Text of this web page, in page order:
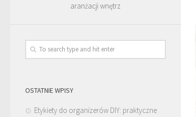
aranżacji wnętrz
OSTATNIE WPISY
Etykiety do organizerów DIY: praktyczne